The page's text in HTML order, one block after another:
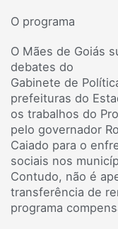
O programa
O Mães de Goiás
debates do
Gabinete de
prefeituras do
os trabalhos do
pelo governador
Caiado para o
sociais nos
Contudo, não é
transferência de
programa